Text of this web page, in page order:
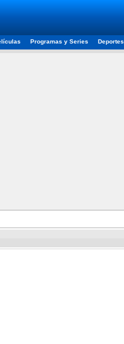
Programas y Series Deportes